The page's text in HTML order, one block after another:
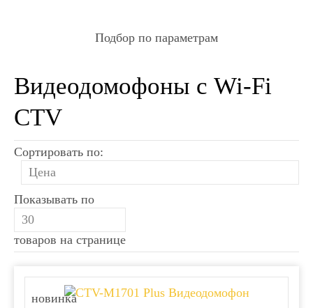
Подбор по параметрам
Видеодомофоны с Wi-Fi
CTV
Сортировать по:
Показывать по
товаров на странице
новинка